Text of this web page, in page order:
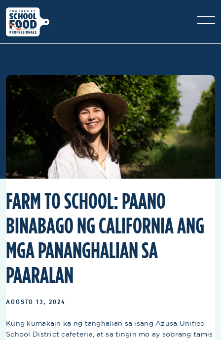
FARM TO SCHOOL: PAANO
BINABAGO NG CALIFORNIA ANG
MGA PANANGHALIAN SA
PAARALAN
AGOSTO 13, 2024
Kung kumakain ka ng tanghalian sa isang Azusa Unified
School District cafeteria, at sa tingin mo ay sobrang tamis